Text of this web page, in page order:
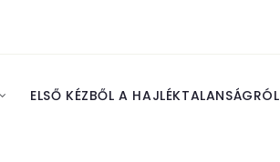
ELSŐ KÉZBŐL A HAJLÉKTALANSÁGRÓL